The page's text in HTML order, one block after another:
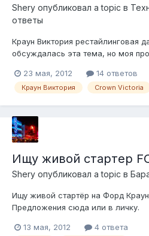
Shery опубликовал a topic в
ответы
Краун Виктория рестайлинговая
обсуждалась эта тема, но моя
(после дождей). Причём уровень
Хочу спросить Вашего совета,
23 мая, 2012 14 ответов
Краун Виктория Crown Victoria
Ищу живой стартер
Shery опубликовал a topic в
Ищу живой стартёр на Форд
Предложения сюда или в личку.
13 мая, 2012 4 ответа